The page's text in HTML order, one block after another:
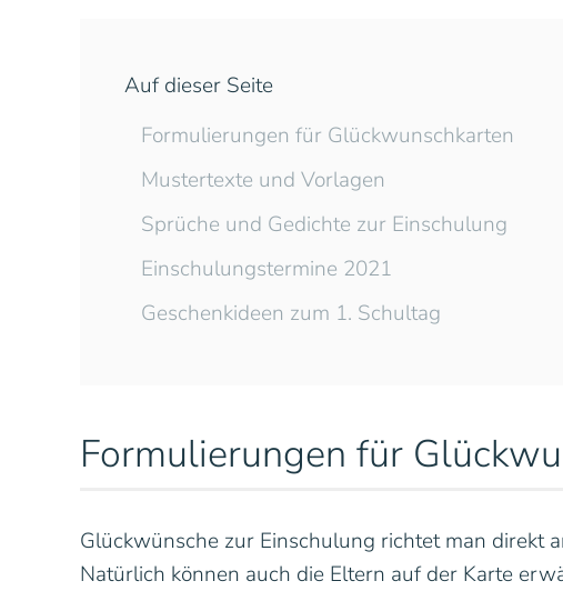
Auf dieser Seite
Formulierungen für Glückwunschkarten
Mustertexte und Vorlagen
Sprüche und Gedichte zur Einschulung
Einschulungstermine 2021
Geschenkideen zum 1. Schultag
Formulierungen für
Glückwünsche zur Einschulung richtet man direkt
Natürlich können auch die Eltern auf der Karte